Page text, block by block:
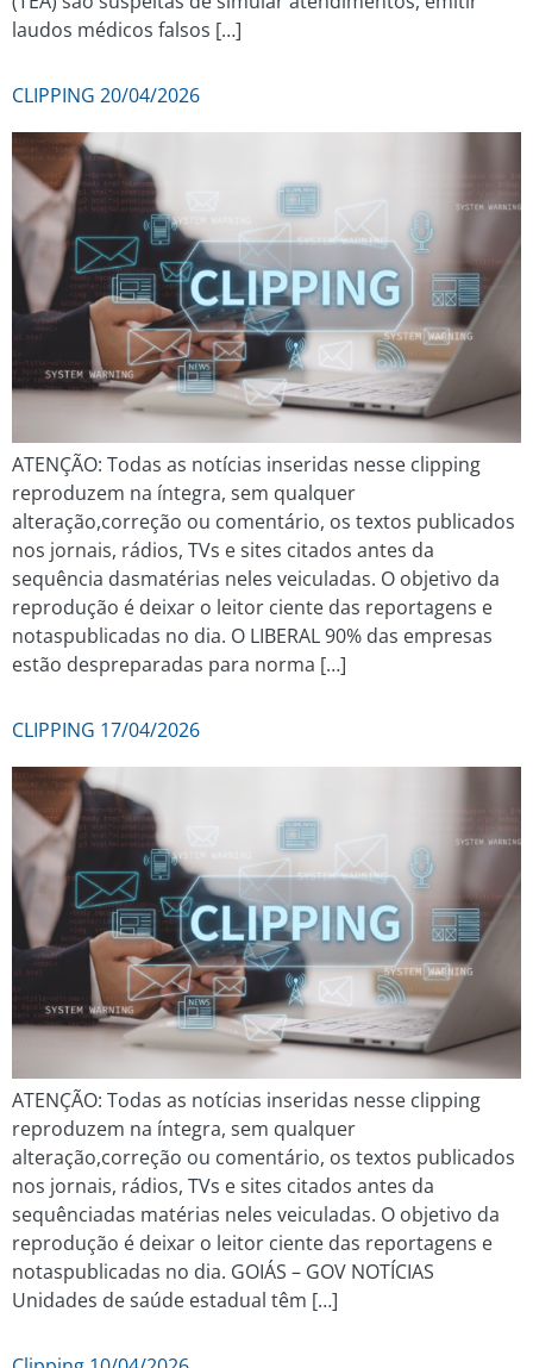
laudos médicos falsos […]
CLIPPING 20/04/2026
ATENÇÃO: Todas as notícias inseridas nesse clipping
reproduzem na íntegra, sem qualquer
alteração,correção ou comentário, os textos publicados
nos jornais, rádios, TVs e sites citados antes da
sequência dasmatérias neles veiculadas. O objetivo da
reprodução é deixar o leitor ciente das reportagens e
notaspublicadas no dia. O LIBERAL 90% das empresas
estão despreparadas para norma […]
CLIPPING 17/04/2026
ATENÇÃO: Todas as notícias inseridas nesse clipping
reproduzem na íntegra, sem qualquer
alteração,correção ou comentário, os textos publicados
nos jornais, rádios, TVs e sites citados antes da
sequênciadas matérias neles veiculadas. O objetivo da
reprodução é deixar o leitor ciente das reportagens e
notaspublicadas no dia. GOIÁS – GOV NOTÍCIAS
Unidades de saúde estadual têm […]